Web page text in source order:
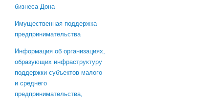
бизнеса Дона
Имущественная поддержка
предпринимательства
Информация об организациях,
образующих инфраструктуру
поддержки субъектов малого
и среднего
предпринимательства,